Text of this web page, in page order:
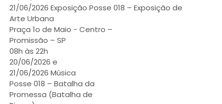
21/06/2026 Exposição Posse 018 – Exposição de
Arte Urbana
Praça 1o de Maio - Centro –
Promissão – SP
08h às 22h
20/06/2026 e
21/06/2026 Música
Posse 018 – Batalha da
Promessa (Batalha de